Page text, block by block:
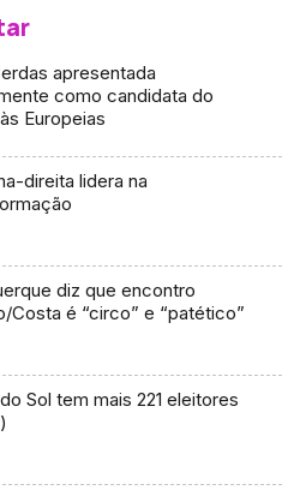
apresentada
como candidata do
Europeias
direita lidera na
diz que encontro
Costa é “circo” e “patético”
Sol tem mais 221 eleitores